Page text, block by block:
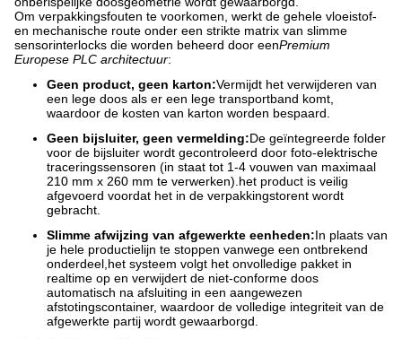
Om verpakkingsfouten te voorkomen, werkt de gehele vloeistof-
en mechanische route onder een strikte matrix van slimme
sensorinterlocks die worden beheerd door eenPremium
Europese PLC architectuur:
Geen product, geen karton:Vermijdt het verwijderen van
een lege doos als er een lege transportband komt,
waardoor de kosten van karton worden bespaard.
Geen bijsluiter, geen vermelding:De geïntegreerde folder
voor de bijsluiter wordt gecontroleerd door foto-elektrische
traceringssensoren (in staat tot 1-4 vouwen van maximaal
210 mm x 260 mm te verwerken).het product is veilig
afgevoerd voordat het in de verpakkingstorent wordt
gebracht.
Slimme afwijzing van afgewerkte eenheden:In plaats van
je hele productielijn te stoppen vanwege een ontbrekend
onderdeel,het systeem volgt het onvolledige pakket in
realtime op en verwijdert de niet-conforme doos
automatisch na afsluiting in een aangewezen
afstotingscontainer, waardoor de volledige integriteit van de
afgewerkte partij wordt gewaarborgd.